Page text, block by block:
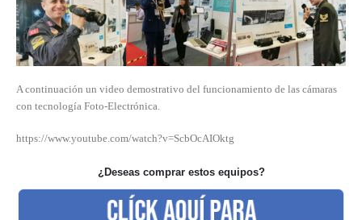
A continuación un video demostrativo del funcionamiento de las cámaras
con tecnología Foto-Electrónica.
https://www.youtube.com/watch?v=ScbOcAIOktg
¿Deseas comprar estos equipos?